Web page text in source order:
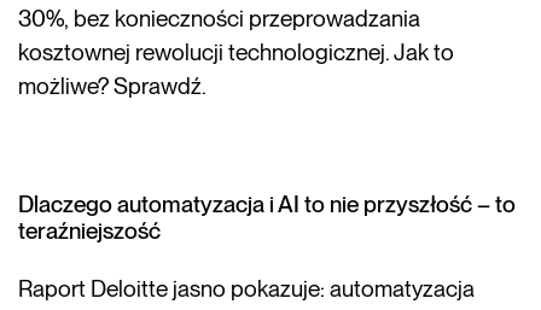
30%, bez konieczności przeprowadzania
kosztownej rewolucji technologicznej. Jak to
możliwe? Sprawdź.
Dlaczego automatyzacja i AI to nie przyszłość – to
teraźniejszość
Raport Deloitte jasno pokazuje: automatyzacja